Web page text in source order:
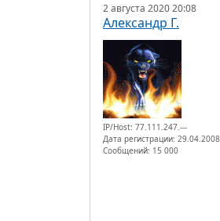
2 августа 2020 20:08
Александр Г.
IP/Host: 77.111.247.---
Дата регистрации: 29.04.2008
Сообщений: 15 000